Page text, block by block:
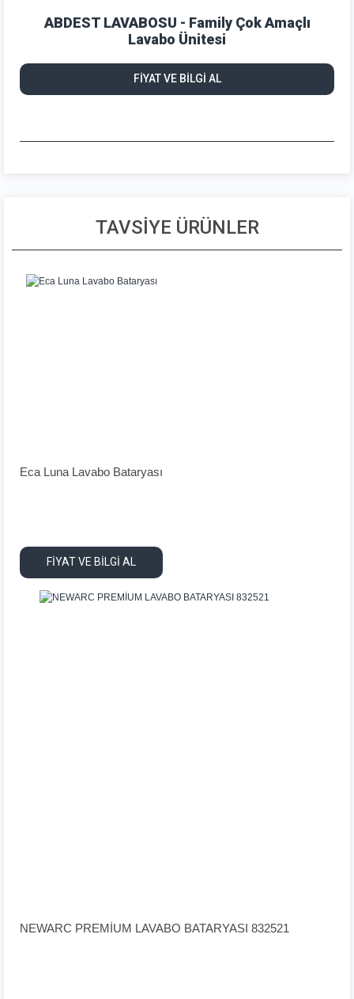
ABDEST LAVABOSU - Family Çok Amaçlı
Lavabo Ünitesi
FİYAT VE BİLGİ AL
TAVSİYE ÜRÜNLER
Eca Luna Lavabo Bataryası
FİYAT VE BİLGİ AL
NEWARC PREMİUM LAVABO BATARYASI 832521